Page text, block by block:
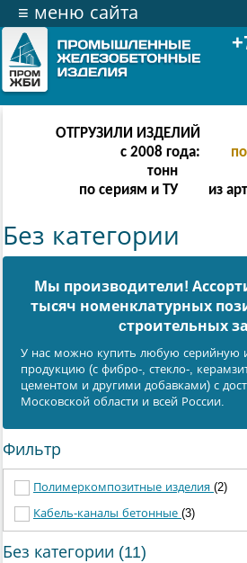
≡ меню сайта
ОТГРУЗИЛИ ИЗДЕЛИЙ
с 2008 года:
тонн
по сериям и ТУ
из
Без категории
Мы производители!
тысяч номенклатурных
cтроительных
У нас можно купить любую серийную
продукцию (с фибро-, стекло-,
цементом и другими добавками) с
Московской области и всей России.
Фильтр
Полимеркомпозитные изделия (2)
Кабель-каналы бетонные (3)
Без категории (11)